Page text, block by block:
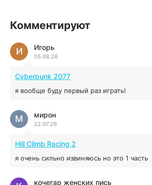
illWill
4.96 ГБ
04.12.2025
MAFIA: THE OLD COUNTRY
44.98 ГБ 2025
Red Chaos - The Strict Order
5.43 ГБ
Prey
Комментируют
Игорь
05.08.26
И
Cyberpunk 2077
я вообще буду первый раз играть!
мирон
22.07.26
М
Hill Climb Racing 2
я очень сильно извиняюсь но это 1 часть
кочегар женских пись